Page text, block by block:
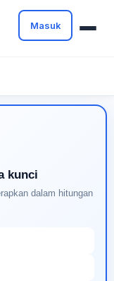
Masuk
kunci
dalam hitungan
pencocokan